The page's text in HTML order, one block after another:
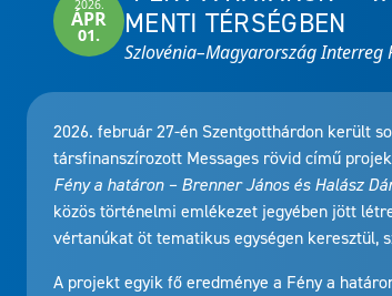
2026.
ÁPR
01.
MENTI TÉRSÉGBEN
Szlovénia–Magyarország Interreg
2026. február 27-én Szentgotthárdon került
társfinanszírozott Messages rövid című
Fény a határon – Brenner János és Halász
közös történelmi emlékezet jegyében jött
vértanúkat öt tematikus egységen keresztül,
A projekt egyik fő eredménye a Fény a